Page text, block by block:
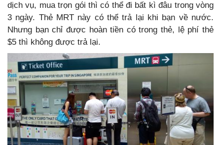
dịch vụ, mua trọn gói thì có thể đi bất kì đâu trong vòng
3 ngày. Thẻ MRT này có thể trả lại khi bạn về nước.
Nhưng bạn chỉ được hoàn tiền có trong thẻ, lệ phí thẻ
$5 thì không được trả lại.